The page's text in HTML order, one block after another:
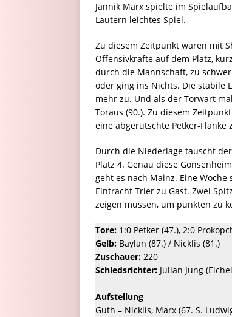
Jannik Marx spielte im
Lautern leichtes Spiel.
Zu diesem Zeitpunkt waren mit
Offensivkräfte auf dem Platz,
durch die Mannschaft, zu
oder ging ins Nichts. Die stabile
mehr zu. Und als der Torwart
Toraus (90.). Zu diesem
eine abgerutschte Petker-Flanke
Durch die Niederlage tauscht
Platz 4. Genau diese
geht es nach Mainz. Eine
Eintracht Trier zu Gast. Zwei
zeigen müssen, um punkten zu
Tore: 1:0 Petker (47.), 2:0
Gelb: Baylan (87.) / Nicklis (81.)
Zuschauer: 220
Schiedsrichter: Julian Jung
Aufstellung
Guth – Nicklis, Marx (67. S.